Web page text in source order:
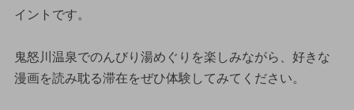
イントです。
鬼怒川温泉でのんびり湯めぐりを楽しみながら、好きな
漫画を読み耽る滞在をぜひ体験してみてください。